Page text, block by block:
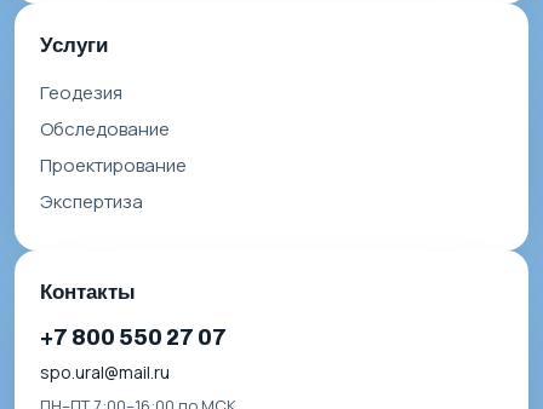
Услуги
Геодезия
Обследование
Проектирование
Экспертиза
Контакты
+7 800 550 27 07
spo.ural@mail.ru